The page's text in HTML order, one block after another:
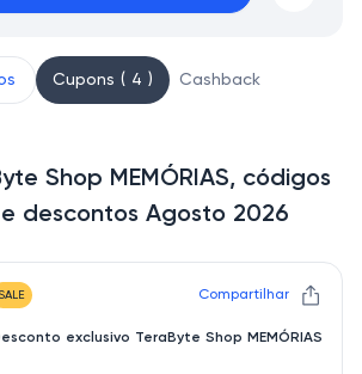
Cupons ( 4 ) Cashback
Shop MEMÓRIAS, códigos
descontos Agosto 2026
SALE Compartilhar
exclusivo TeraByte Shop MEMÓRIAS